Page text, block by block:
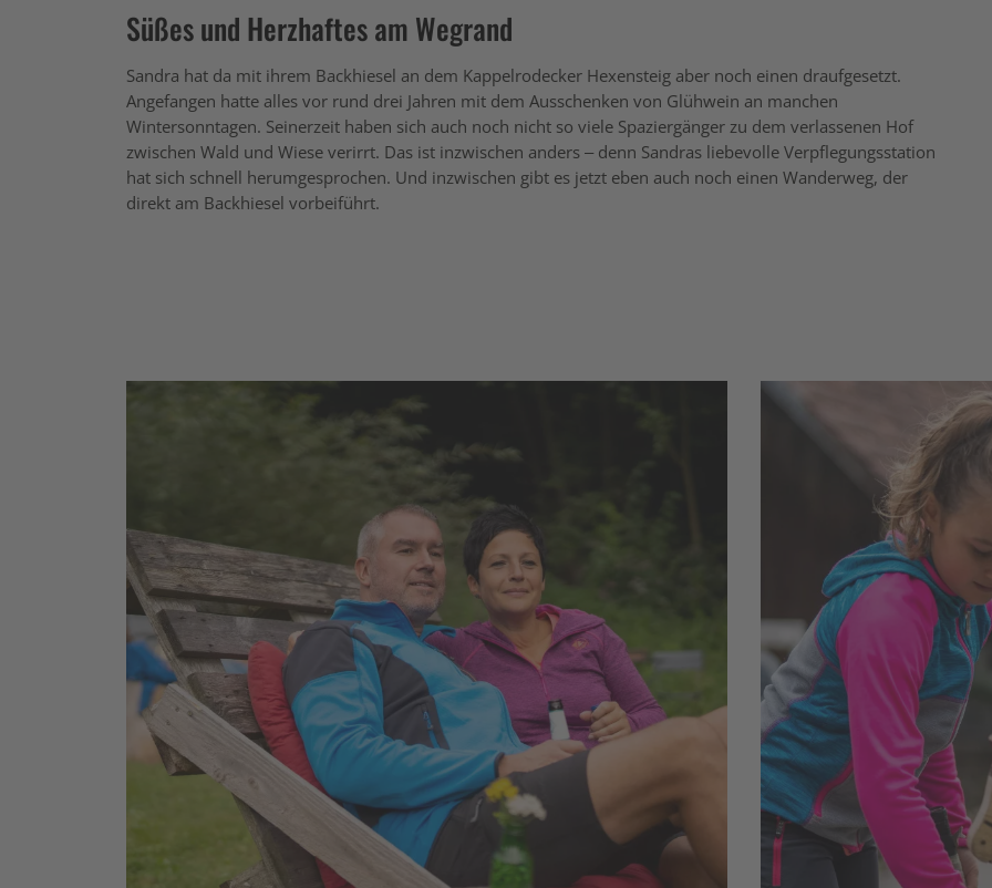
Süßes und Herzhaftes am Wegrand
Sandra hat da mit ihrem Backhiesel an dem Kappelrodecker Hexensteig aber noch einen draufgesetzt.
Angefangen hatte alles vor rund drei Jahren mit dem Ausschenken von Glühwein an manchen
Wintersonntagen. Seinerzeit haben sich auch noch nicht so viele Spaziergänger zu dem verlassenen Hof
zwischen Wald und Wiese verirrt. Das ist inzwischen anders – denn Sandras liebevolle Verpflegungsstation
hat sich schnell herumgesprochen. Und inzwischen gibt es jetzt eben auch noch einen Wanderweg, der
direkt am Backhiesel vorbeiführt.